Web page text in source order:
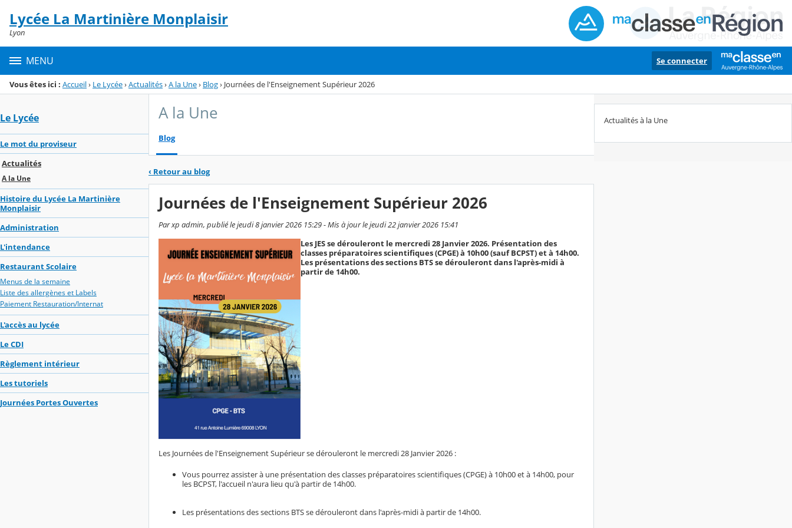
Menu de la rubrique
Contenu
Lycée La Martinière Monplaisir
Lyon
MENU Se connecter
Vous êtes ici : Accueil› Le Lycée›Actualités›A la Une› Blog› Journées de l'Enseignement Supérieur 2026
Le Lycée
Le mot du proviseur
Actualités
A la Une
Histoire du Lycée La Martinière
Monplaisir
Administration
L'intendance
Restaurant Scolaire
Menus de la semaine
Liste des allergènes et Labels
Paiement Restauration/Internat
L'accès au lycée
Le CDI
Règlement intérieur
Les tutoriels
Journées Portes Ouvertes
A la Une
Blog
‹ Retour au blog
Journées de l'Enseignement Supérieur 2026
Par xp admin, publié le jeudi 8 janvier 2026 15:29 - Mis à jour le jeudi 22 janvier 2026 15:41
Les JES se dérouleront le mercredi 28 Janvier 2026. Présentation des
classes préparatoires scientifiques (CPGE) à 10h00 (sauf BCPST) et à 14h00.
Les présentations des sections BTS se dérouleront dans l'après-midi à
partir de 14h00.
Les Journées de l'Enseignement Supérieur se dérouleront le mercredi 28 Janvier 2026 :
Vous pourrez assister à une présentation des classes préparatoires scientifiques (CPGE) à 10h00 et à 14h00, pour
les BCPST, l'accueil n'aura lieu qu'à partir de 14h00.
Les présentations des sections BTS se dérouleront dans l'après-midi à partir de 14h00.
Actualités à la Une